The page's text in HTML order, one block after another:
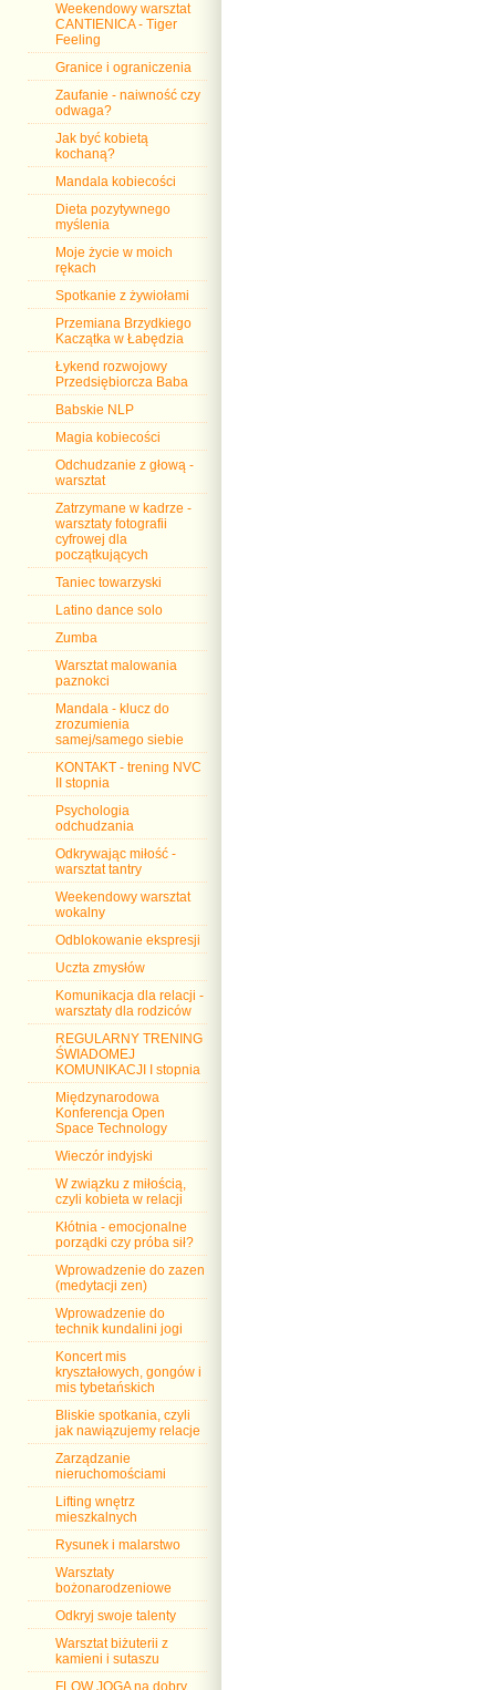
Weekendowy warsztat
CANTIENICA - Tiger
Feeling
Granice i ograniczenia
Zaufanie - naiwność czy
odwaga?
Jak być kobietą
kochaną?
Mandala kobiecości
Dieta pozytywnego
myślenia
Moje życie w moich
rękach
Spotkanie z żywiołami
Przemiana Brzydkiego
Kaczątka w Łabędzia
Łykend rozwojowy
Przedsiębiorcza Baba
Babskie NLP
Magia kobiecości
Odchudzanie z głową -
warsztat
Zatrzymane w kadrze -
warsztaty fotografii
cyfrowej dla
początkujących
Taniec towarzyski
Latino dance solo
Zumba
Warsztat malowania
paznokci
Mandala - klucz do
zrozumienia
samej/samego siebie
KONTAKT - trening NVC
II stopnia
Psychologia
odchudzania
Odkrywając miłość -
warsztat tantry
Weekendowy warsztat
wokalny
Odblokowanie ekspresji
Uczta zmysłów
Komunikacja dla relacji -
warsztaty dla rodziców
REGULARNY TRENING
ŚWIADOMEJ
KOMUNIKACJI I stopnia
Międzynarodowa
Konferencja Open
Space Technology
Wieczór indyjski
W związku z miłością,
czyli kobieta w relacji
Kłótnia - emocjonalne
porządki czy próba sił?
Wprowadzenie do zazen
(medytacji zen)
Wprowadzenie do
technik kundalini jogi
Koncert mis
kryształowych, gongów i
mis tybetańskich
Bliskie spotkania, czyli
jak nawiązujemy relacje
Zarządzanie
nieruchomościami
Lifting wnętrz
mieszkalnych
Rysunek i malarstwo
Warsztaty
bożonarodzeniowe
Odkryj swoje talenty
Warsztat biżuterii z
kamieni i sutaszu
FLOW JOGA na dobry